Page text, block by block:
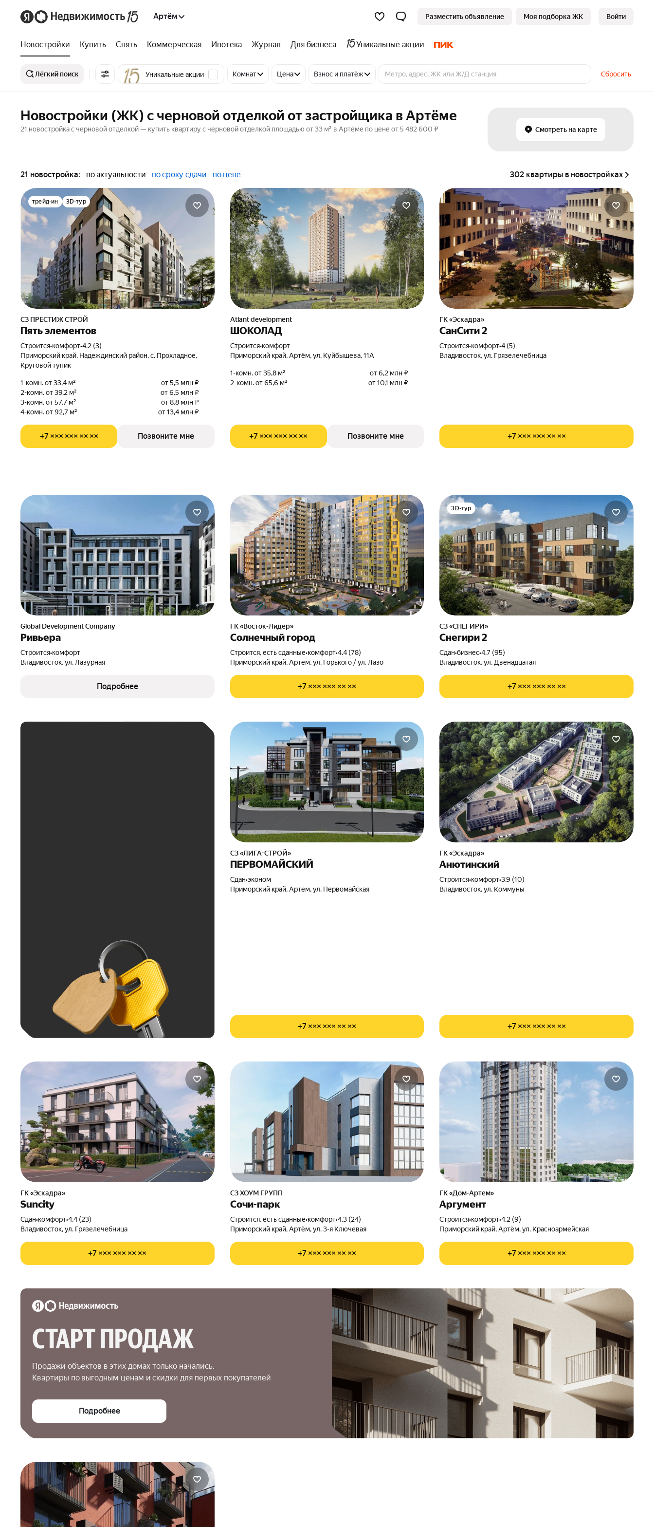
Артём Разместить объявление Моя подборка ЖК Войти
Новостройки Купить Снять Коммерческая Ипотека Журнал Для бизнеса Уникальные акции
Лёгкий поиск Уникальные акции Комнат Цена Взнос и платёж Сбросить
Новостройки (ЖК) с черновой отделкой от застройщика в Артёме
21 новостройка с черновой отделкой — купить квартиру с черновой отделкой площадью от 33 м² в Артёме по цене от 5 482 600 ₽ Смотреть на карте
21 новостройка: по актуальности по сроку сдачи по цене 302 квартиры в новостройках
трейд-ин 3D-тур
СЗ ПРЕСТИЖ СТРОЙ
Пять элементов
Строится•комфорт•4.2 (3)
Приморский край, Надеждинский район, с. Прохладное,
Круговой тупик
1-комн. от 33,4 м²
от 5,5 млн ₽
2-комн. от 39,2 м²
от 6,5 млн ₽
3-комн. от 57,7 м²
от 8,8 млн ₽
4-комн. от 92,7 м²
от 13,4 млн ₽
+7 ××× ××× ×× ×× Позвоните мне
Atlant development
ШОКОЛАД
Строится•комфорт
Приморский край, Артём, ул. Куйбышева, 11А
1-комн. от 35,8 м²
от 6,2 млн ₽
2-комн. от 65,6 м²
от 10,1 млн ₽
+7 ××× ××× ×× ×× Позвоните мне
ГК «Эскадра»
СанСити 2
Строится•комфорт•4 (5)
Владивосток, ул. Грязелечебница
+7 ××× ××× ×× ××
Global Development Company
Ривьера
Строится•комфорт
Владивосток, ул. Лазурная
Подробнее
ГК «Восток-Лидер»
Солнечный город
Строится, есть сданные•комфорт•4.4 (78)
Приморский край, Артём, ул. Горького / ул. Лазо
+7 ××× ××× ×× ××
3D-тур
СЗ «СНЕГИРИ»
Снегири 2
Сдан•бизнес•4.7 (95)
Владивосток, ул. Двенадцатая
+7 ××× ××× ×× ××
СЗ «ЛИГА-СТРОЙ»
ПЕРВОМАЙСКИЙ
Сдан•эконом
Приморский край, Артём, ул. Первомайская
+7 ××× ××× ×× ××
ГК «Эскадра»
Анютинский
Строится•комфорт•3.9 (10)
Владивосток, ул. Коммуны
+7 ××× ××× ×× ××
ГК «Эскадра»
Suncity
Сдан•комфорт•4.4 (23)
Владивосток, ул. Грязелечебница
+7 ××× ××× ×× ××
СЗ ХОУМ ГРУПП
Сочи-парк
Строится, есть сданные•комфорт•4.3 (24)
Приморский край, Артём, ул. 3-я Ключевая
+7 ××× ××× ×× ××
ГК «Дом-Артем»
Аргумент
Строится•комфорт•4.2 (9)
Приморский край, Артём, ул. Красноармейская
+7 ××× ××× ×× ××
СТАРТ ПРОДАЖ
Продажи объектов в этих домах только начались.
Квартиры по выгодным ценам и скидки для первых покупателей
Подробнее